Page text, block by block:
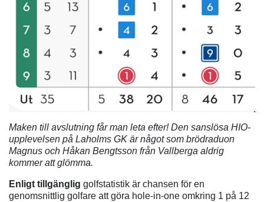
Maken till avslutning får man leta efter! Den sanslösa HIO-
upplevelsen på Laholms GK är något som brödraduon
Magnus och Håkan Bengtsson från Vallberga aldrig
kommer att glömma.
Enligt tillgänglig golfstatistik är chansen för en
genomsnittlig golfare att göra hole-in-one omkring 1 på 12